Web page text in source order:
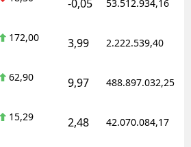
-0,05 53.512.934,16
172,00 3,99 2.222.539,40
62,90 9,97 488.897.032,25
15,29 2,48 42.070.084,17